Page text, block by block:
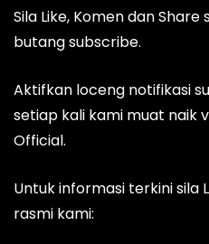
Sila Like, Komen dan
butang subscribe.
Aktifkan loceng notifikasi
setiap kali kami muat naik
Official.
Untuk informasi terkini sila
rasmi kami: